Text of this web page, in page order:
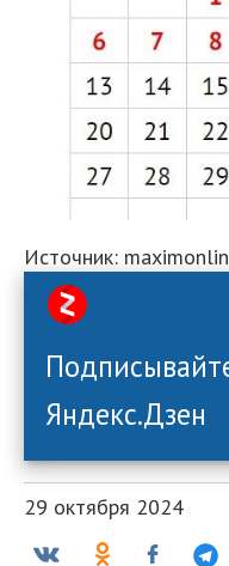
Источник:
Яндекс.Дзен
29 октября 2024